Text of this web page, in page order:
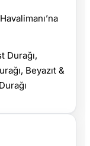
Durağı,
Beyazıt &